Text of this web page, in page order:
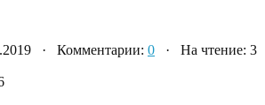
· Комментарии: 0 · На чтение: 3